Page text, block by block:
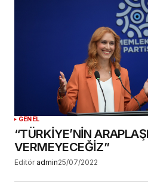
GENEL
“TÜRKİYE’NİN
VERMEYECEĞİZ”
Editör admin25/07/2022